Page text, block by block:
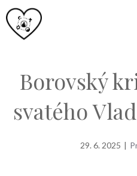
Přeskočit
na
Borovský
svatého
29. 6. 2025 |